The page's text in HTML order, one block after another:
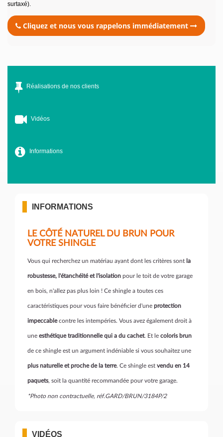
surtaxé).
Cliquez et nous vous rappelons immédiatement
Réalisations de nos clients
Vidéos
Informations
INFORMATIONS
LE CÔTÉ NATUREL DU BRUN POUR
VOTRE SHINGLE
Vous qui recherchez un matériau ayant dont les critères sont la
robustesse, l'étanchéité et l'isolation pour le toit de votre garage
en bois, n'allez pas plus loin ! Ce shingle a toutes ces
caractéristiques pour vous faire bénéficier d'une protection
impeccablecontre les intempéries. Vous avez également droit à
une esthétique traditionnelle qui a du cachet. Et le coloris brun
de ce shingle est un argument indéniable si vous souhaitez une
plus naturelle et proche de la terre. Ce shingle est vendu en 14
paquets, soit la quantité recommandée pour votre garage.
*Photo non contractuelle, réf.GARD/BRUN/3184P/2
VIDÉOS